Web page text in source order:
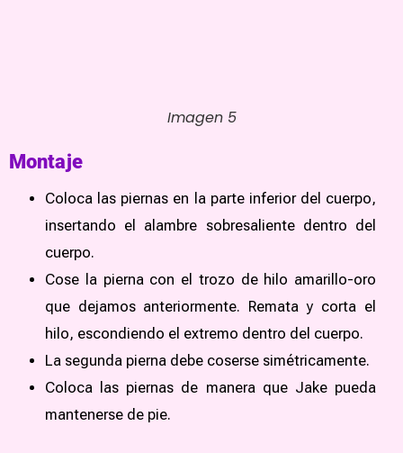
Imagen 5
Montaje
Coloca las piernas en la parte inferior del cuerpo,
insertando el alambre sobresaliente dentro del
cuerpo.
Cose la pierna con el trozo de hilo amarillo-oro
que dejamos anteriormente. Remata y corta el
hilo, escondiendo el extremo dentro del cuerpo.
La segunda pierna debe coserse simétricamente.
Coloca las piernas de manera que Jake pueda
mantenerse de pie.